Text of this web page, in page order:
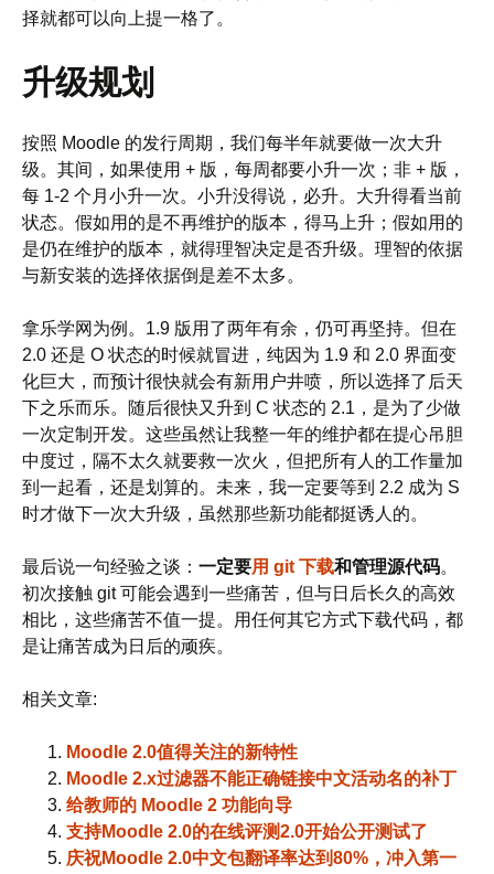
择就都可以向上提一格了。
升级规划
按照 Moodle 的发行周期，我们每半年就要做一次大升
级。其间，如果使用 + 版，每周都要小升一次；非 + 版，
每 1-2 个月小升一次。小升没得说，必升。大升得看当前
状态。假如用的是不再维护的版本，得马上升；假如用的
是仍在维护的版本，就得理智决定是否升级。理智的依据
与新安装的选择依据倒是差不太多。
拿乐学网为例。1.9 版用了两年有余，仍可再坚持。但在
2.0 还是 O 状态的时候就冒进，纯因为 1.9 和 2.0 界面变
化巨大，而预计很快就会有新用户井喷，所以选择了后天
下之乐而乐。随后很快又升到 C 状态的 2.1，是为了少做
一次定制开发。这些虽然让我整一年的维护都在提心吊胆
中度过，隔不太久就要救一次火，但把所有人的工作量加
到一起看，还是划算的。未来，我一定要等到 2.2 成为 S
时才做下一次大升级，虽然那些新功能都挺诱人的。
最后说一句经验之谈： 一定要用 git 下载和管理源代码。
初次接触 git 可能会遇到一些痛苦，但与日后长久的高效
相比，这些痛苦不值一提。用任何其它方式下载代码，都
是让痛苦成为日后的顽疾。
相关文章:
Moodle 2.0值得关注的新特性
Moodle 2.x过滤器不能正确链接中文活动名的补丁
给教师的 Moodle 2 功能向导
支持Moodle 2.0的在线评测2.0开始公开测试了
庆祝Moodle 2.0中文包翻译率达到80%，冲入第一